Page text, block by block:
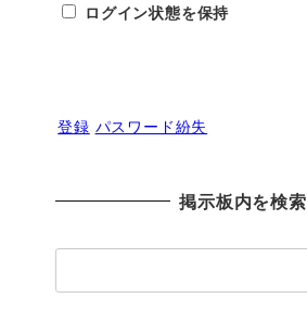
ログイン状態を保持
登録 パスワード紛失
掲示板内を検索
索